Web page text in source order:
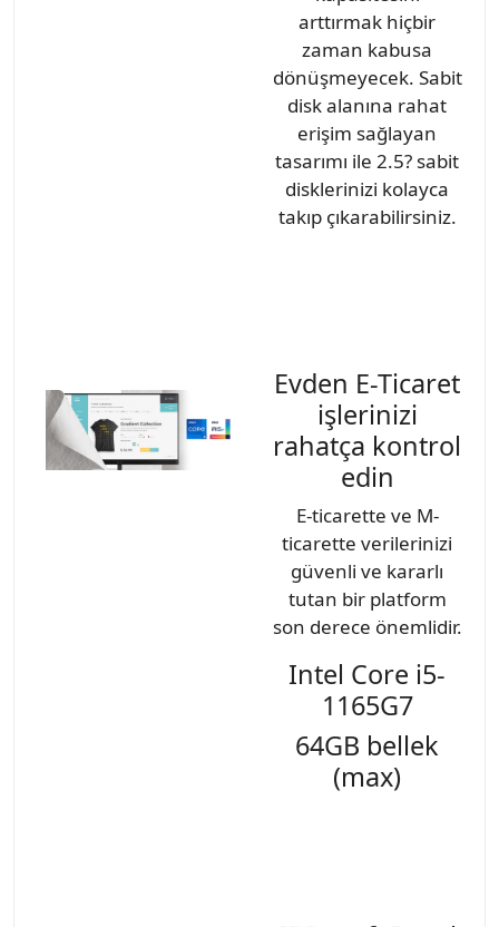
arttırmak hiçbir
zaman kabusa
dönüşmeyecek. Sabit
disk alanına rahat
erişim sağlayan
tasarımı ile 2.5? sabit
disklerinizi kolayca
takıp çıkarabilirsiniz.
Evden E-Ticaret
işlerinizi
rahatça kontrol
edin
E-ticarette ve M-
ticarette verilerinizi
güvenli ve kararlı
tutan bir platform
son derece önemlidir.
Intel Core i5-
1165G7
64GB bellek
(max)